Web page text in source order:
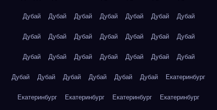
Дубай Дубай Дубай Дубай Дубай Дубай Дубай
Дубай Дубай Дубай Дубай Дубай Дубай Дубай
Дубай Дубай Дубай Дубай Дубай Дубай Дубай
Дубай Дубай Дубай Дубай Дубай Дубай Екатеринбург
Екатеринбург Екатеринбург Екатеринбург Екатеринбург